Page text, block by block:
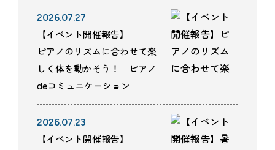
2026.07.27
【イベント開催報告】
ピアノのリズムに合わせて楽
しく体を動かそう！ ピアノ
deコミュニケーション
2026.07.23
【イベント開催報告】